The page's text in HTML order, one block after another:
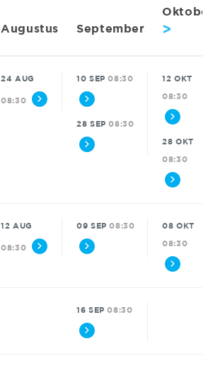
Augustus September >
24 AUG
08:30
10 SEP 08:30
28 SEP 08:30
12 OKT
08:30
28 OKT
08:30
12 AUG
08:30
09 SEP 08:30 08 OKT
08:30
16 SEP 08:30